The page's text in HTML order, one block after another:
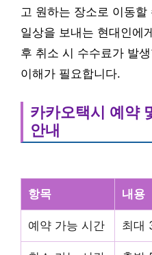
고 원하는 장소로 이동
일상을 보내는 현대인에
후 취소 시 수수료가 발
이해가 필요합니다.
카카오택시 예약
안내
항목 내용
예약 가능 시간 최대